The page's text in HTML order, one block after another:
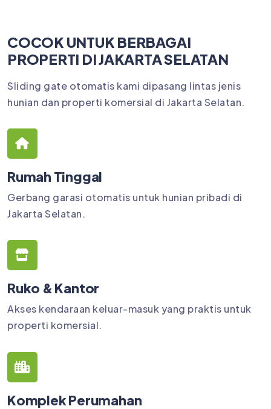
COCOK UNTUK BERBAGAI
PROPERTI DI JAKARTA SELATAN
Sliding gate otomatis kami dipasang lintas jenis
hunian dan properti komersial di Jakarta Selatan.
Rumah Tinggal
Gerbang garasi otomatis untuk hunian pribadi di
Jakarta Selatan.
Ruko & Kantor
Akses kendaraan keluar-masuk yang praktis untuk
properti komersial.
Komplek Perumahan